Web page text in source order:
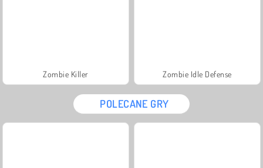
Zombie Killer Zombie Idle Defense
POLECANE GRY